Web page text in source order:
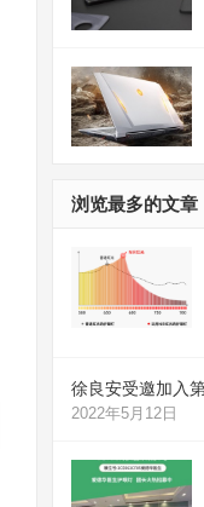
浏览最多的文章
徐良安受邀加入
2022年5月12日